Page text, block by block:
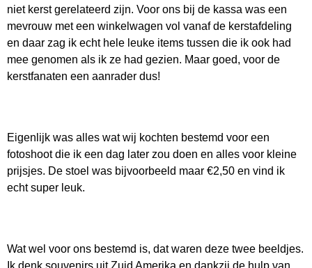
niet kerst gerelateerd zijn. Voor ons bij de kassa was een
mevrouw met een winkelwagen vol vanaf de kerstafdeling
en daar zag ik echt hele leuke items tussen die ik ook had
mee genomen als ik ze had gezien. Maar goed, voor de
kerstfanaten een aanrader dus!
Eigenlijk was alles wat wij kochten bestemd voor een
fotoshoot die ik een dag later zou doen en alles voor kleine
prijsjes. De stoel was bijvoorbeeld maar €2,50 en vind ik
echt super leuk.
Wat wel voor ons bestemd is, dat waren deze twee beeldjes.